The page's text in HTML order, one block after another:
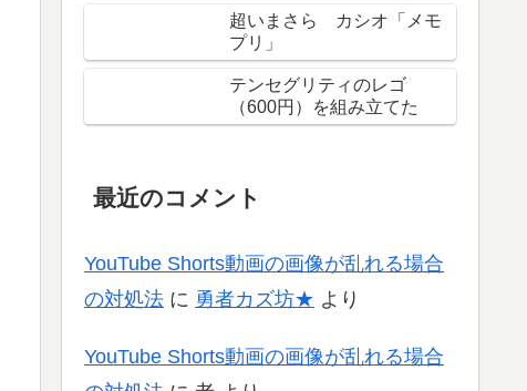
超いまさら カシオ「メモ
プリ」
テンセグリティのレゴ
（600円）を組み立てた
最近のコメント
YouTube Shorts動画の画像が乱れる場合
の対処法 に 勇者カズ坊★ より
YouTube Shorts動画の画像が乱れる場合